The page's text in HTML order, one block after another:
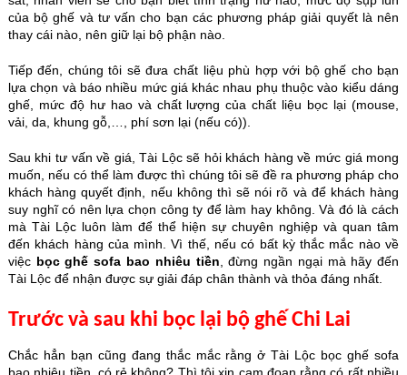
của bộ ghế và tư vấn cho bạn các phương pháp giải quyết là nên
thay cái nào, nên giữ lại bộ phận nào.
Tiếp đến, chúng tôi sẽ đưa chất liệu phù hợp với bộ ghế cho bạn
lựa chọn và báo nhiều mức giá khác nhau phụ thuộc vào kiểu dáng
ghế, mức độ hư hao và chất lượng của chất liệu bọc lại (mouse,
vải, da, khung gỗ,…, phí sơn lại (nếu có)).
Sau khi tư vấn về giá, Tài Lộc sẽ hỏi khách hàng về mức giá mong
muốn, nếu có thể làm được thì chúng tôi sẽ đề ra phương pháp cho
khách hàng quyết định, nếu không thì sẽ nói rõ và để khách hàng
suy nghĩ có nên lựa chọn công ty để làm hay không. Và đó là cách
mà Tài Lộc luôn làm để thể hiện sự chuyên nghiệp và quan tâm
đến khách hàng của mình. Vì thế, nếu có bất kỳ thắc mắc nào về
việc bọc ghế sofa bao nhiêu tiền , đừng ngần ngại mà hãy đến
Tài Lộc để nhận được sự giải đáp chân thành và thỏa đáng nhất.
Trước và sau khi bọc lại bộ ghế Chi Lai
Chắc hẳn bạn cũng đang thắc mắc rằng ở Tài Lộc bọc ghế sofa